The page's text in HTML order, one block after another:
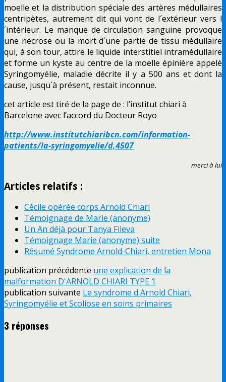
moelle et la distribution spéciale des artères médullaires
centripètes, autrement dit qui vont de l´extérieur vers l
´intérieur. Le manque de circulation sanguine provoque
une nécrose ou la mort d´une partie de tissu médullaire
qui, à son tour, attire le liquide interstitiel intramédullaire
et forme un kyste au centre de la moelle épinière appelé
Syringomyélie, maladie décrite il y a 500 ans et dont la
cause, jusqu´à présent, restait inconnue.
cet article est tiré de la page de : l’institut chiari à
Barcelone avec l’accord du Docteur Royo
http://www.institutchiaribcn.com/information-
patients/la-syringomyelie/d,4507
merci à lui
Articles relatifs :
Cécile opérée corps Arnold Chiari
Témoignage de Marie (anonyme)
Un An déjà pour Tanya Fileva
Témoignage Marie (anonyme) suite
Résumé Syndrome Arnold-Chiari, entretien Mona
publication précédente une explication de la
malformation D'ARNOLD CHIARI TYPE 1
publication suivante Le syndrome d Arnold Chiari,
Syringomyélie et Scoliose en soins primaires
3 réponses